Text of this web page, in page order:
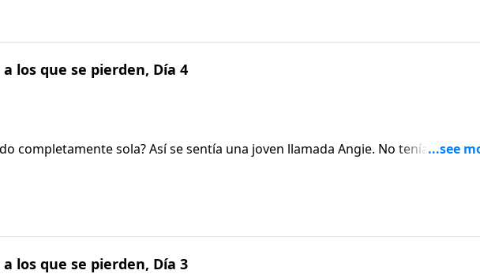
a los que se pierden, Día 4
completamente sola? Así se sentía una joven llamada Angie. No tenía trabajo,
esperando un bebé. Descubre cómo Dios proveyó para ella en este episodio
a los que se pierden, Día 3